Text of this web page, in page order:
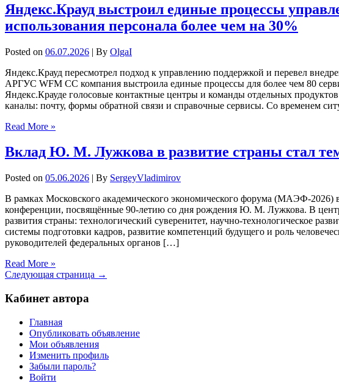
Яндекс.Крауд выстроил единые процессы
использования персонала более чем на 30%
Posted on 06.07.2026 | By OlgaI
Яндекс.Крауд пересмотрел подход к управлению поддержкой и перевел
АРГУС WFM CC компания выстроила единые процессы для более чем 80
Яндекс.Крауде голосовые контактные центры и команды отдельных
каналы: почту, формы обратной связи и справочные сервисы. Со временем
Read More »
Вклад Ю. М. Лужкова в развитие страны стал
Posted on 05.06.2026 | By SergeyVladimirov
В рамках Московского академического экономического форума (МАЭФ-2026)
конференции, посвящённые 90-летию со дня рождения Ю. М. Лужкова. В
развития страны: технологический суверенитет, научно-технологическое
системы подготовки кадров, развитие компетенций будущего и роль
руководителей федеральных органов […]
Read More »
Следующая страница →
Кабинет автора
Главная
Опубликовать объявление
Мои объявления
Изменить профиль
Забыли пароль?
Войти